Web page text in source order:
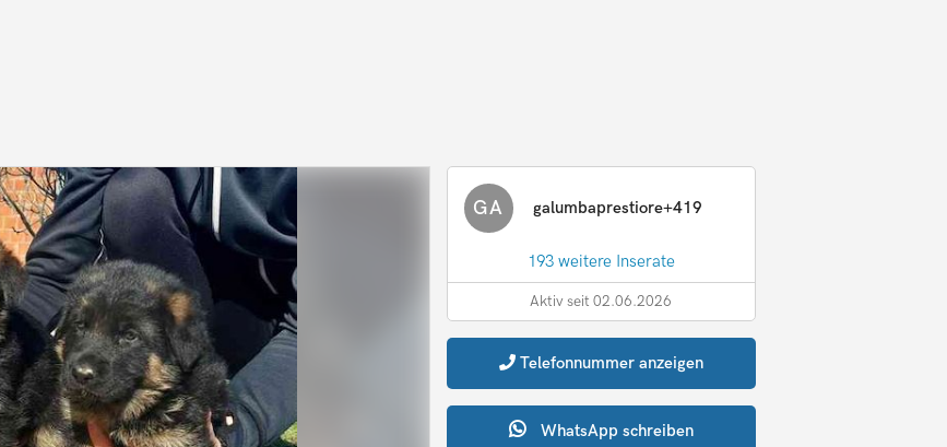
GA galumbaprestiore+419
193 weitere Inserate
Aktiv seit 02.06.2026
Telefonnummer anzeigen
WhatsApp schreiben